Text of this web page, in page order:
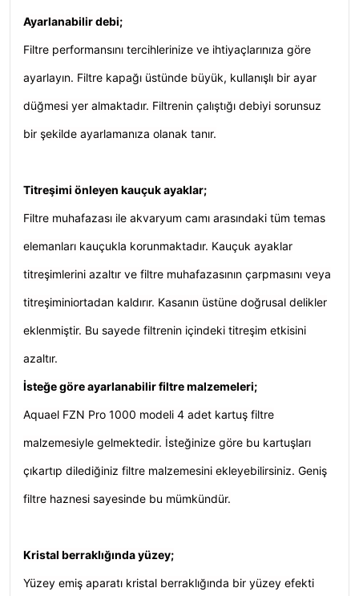
Ayarlanabilir debi;
Filtre performansını tercihlerinize ve ihtiyaçlarınıza göre
ayarlayın. Filtre kapağı üstünde büyük, kullanışlı bir ayar
düğmesi yer almaktadır. Filtrenin çalıştığı debiyi sorunsuz
bir şekilde ayarlamanıza olanak tanır.
Titreşimi önleyen kauçuk ayaklar;
Filtre muhafazası ile akvaryum camı arasındaki tüm temas
elemanları kauçukla korunmaktadır. Kauçuk ayaklar
titreşimlerini azaltır ve filtre muhafazasının çarpmasını veya
titreşiminiortadan kaldırır. Kasanın üstüne doğrusal delikler
eklenmiştir. Bu sayede filtrenin içindeki titreşim etkisini
azaltır.
İsteğe göre ayarlanabilir filtre malzemeleri;
Aquael FZN Pro 1000 modeli 4 adet kartuş filtre
malzemesiyle gelmektedir. İsteğinize göre bu kartuşları
çıkartıp dilediğiniz filtre malzemesini ekleyebilirsiniz. Geniş
filtre haznesi sayesinde bu mümkündür.
Kristal berraklığında yüzey;
Yüzey emiş aparatı kristal berraklığında bir yüzey efekti